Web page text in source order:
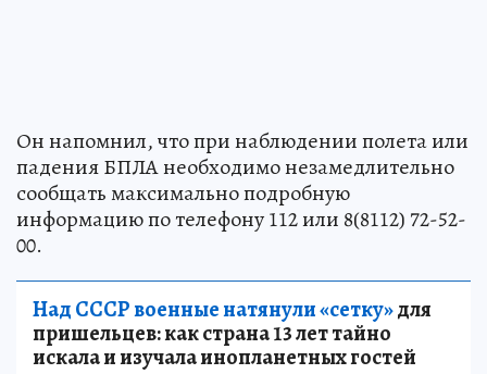
Он напомнил, что при наблюдении полета или
падения БПЛА необходимо незамедлительно
сообщать максимально подробную
информацию по телефону 112 или 8(8112) 72-52-
00.
Над СССР военные натянули «сетку»для
пришельцев: как страна 13 лет тайно
искала и изучала инопланетных гостей